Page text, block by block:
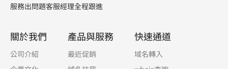
服務出問題客服經理全程跟進
關於我們
公司介紹
產品與服務
最近促銷
快速通道
域名轉入